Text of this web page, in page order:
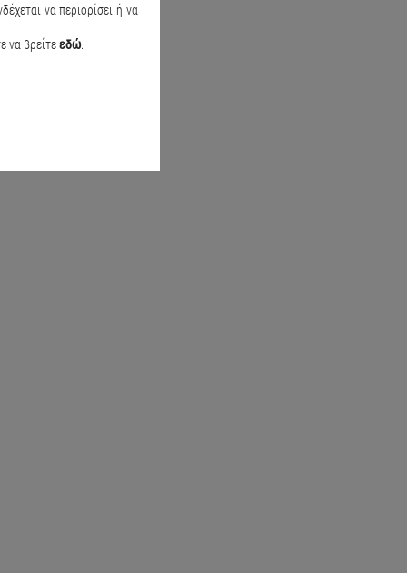
να περιορίσει ή να
να βρείτεεδώ.